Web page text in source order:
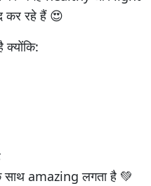
कर रहे हैं 😍
क्योंकि:
amazing लगता है 💚